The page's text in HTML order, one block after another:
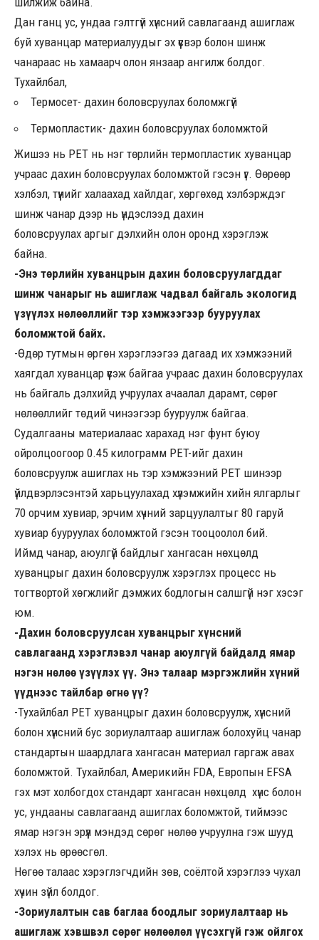
Дан ганц ус, ундаа гэлтгүй хүнсний савлагаанд ашиглаж
буй хуванцар материалуудыг эх үүсвэр болон шинж
чанараас нь хамаарч олон янзаар ангилж болдог.
Тухайлбал,
Термосет- дахин боловсруулах боломжгүй
Термопластик- дахин боловсруулах боломжтой
Жишээ нь PET нь нэг төрлийн термопластик хуванцар
учраас дахин боловсруулах боломжтой гэсэн үг. Өөрөөр
хэлбэл, түүнийг халаахад хайлдаг, хөргөхөд хэлбэрждэг
шинж чанар дээр нь үндэслээд дахин
боловсруулах аргыг дэлхийн олон оронд хэрэглэж
байна.
-Энэ төрлийн хуванцрын дахин боловсруулагддаг
шинж чанарыг нь ашиглаж чадвал байгаль экологид
үзүүлэх нөлөөллийг тэр хэмжээгээр бууруулах
боломжтой байх.
-Өдөр тутмын өргөн хэрэглээгээ дагаад их хэмжээний
хаягдал хуванцар үүсэж байгаа учраас дахин боловсруулах
нь байгаль дэлхийд учруулах ачаалал дарамт, сөрөг
нөлөөллийг төдий чинээгээр бууруулж байгаа.
Судалгааны материалаас харахад нэг фунт буюу
ойролцоогоор 0.45 килограмм PET-ийг дахин
боловсруулж ашиглах нь тэр хэмжээний PET шинээр
үйлдвэрлэсэнтэй харьцуулахад хүлэмжийн хийн ялгарлыг
70 орчим хувиар, эрчим хүчний зарцуулалтыг 80 гаруй
хувиар бууруулах боломжтой гэсэн тооцоолол бий.
Иймд чанар, аюулгүй байдлыг хангасан нөхцөлд
хуванцрыг дахин боловсруулж хэрэглэх процесс нь
тогтвортой хөгжлийг дэмжих бодлогын салшгүй нэг хэсэг
юм.
-Дахин боловсруулсан хуванцрыг хүнсний
савлагаанд хэрэглэвэл чанар аюулгүй байдалд ямар
нэгэн нөлөө үзүүлэх үү. Энэ талаар мэргэжлийн хүний
үүднээс тайлбар өгнө үү?
-Тухайлбал PET хуванцрыг дахин боловсруулж, хүнсний
болон хүнсний бус зориулалтаар ашиглаж болохуйц чанар
стандартын шаардлага хангасан материал гаргаж авах
боломжтой. Тухайлбал, Америкийн FDA, Европын EFSA
гэх мэт холбогдох стандарт хангасан нөхцөлд хүнс болон
ус, ундааны савлагаанд ашиглах боломжтой, тиймээс
ямар нэгэн эрүүл мэндэд сөрөг нөлөө учруулна гэж шууд
хэлэх нь өрөөсгөл.
Нөгөө талаас хэрэглэгчдийн зөв, соёлтой хэрэглээ чухал
хүчин зүйл болдог.
-Зориулалтын сав баглаа боодлыг зориулалтаар нь
ашиглаж хэвшвэл сөрөг нөлөөлөл үүсэхгүй гэж ойлгох